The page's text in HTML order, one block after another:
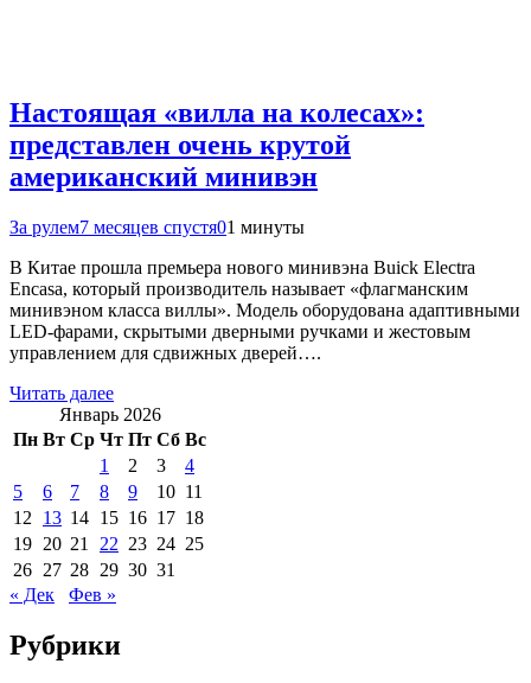
Настоящая «вилла на колесах»:
представлен очень крутой
американский минивэн
За рулем7 месяцев спустя01 минуты
В Китае прошла премьера нового минивэна Buick Electra
Encasa, который производитель называет «флагманским
минивэном класса виллы». Модель оборудована адаптивными
LED-фарами, скрытыми дверными ручками и жестовым
управлением для сдвижных дверей….
Читать далее
Январь 2026
Пн Вт Ср Чт Пт Сб Вс
1
2 3
4
5
6 7 8 9 10 11
12
13 14 15 16 17 18
19 20 21 22 23 24 25
26 27 28 29 30 31
« Дек
Фев »
Рубрики